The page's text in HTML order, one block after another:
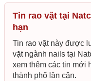
Tin rao vặt tại
hạn
Tin rao vặt này được
vặt ngành nails tại
xem thêm các tin mới
thành phố lân cận.